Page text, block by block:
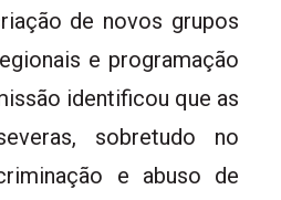
de novos grupos
e programação
identificou que as
sobretudo no
e abuso de